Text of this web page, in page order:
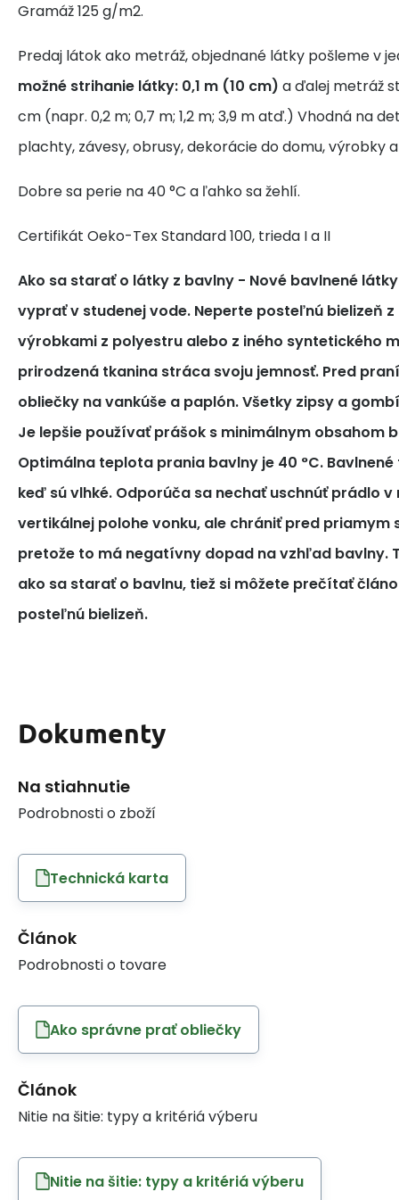
Gramáž 125 g/m2.
Predaj látok ako metráž, objednané látky pošleme v
možné strihanie látky: 0,1 m (10 cm) a ďalej metráž
cm (napr. 0,2 m; 0,7 m; 1,2 m; 3,9 m atď.) Vhodná na
plachty, závesy, obrusy, dekorácie do domu, výrobky
Dobre sa perie na 40 °C a ľahko sa žehlí.
Certifikát Oeko-Tex Standard 100, trieda I a II
Ako sa starať o látky z bavlny - Nové bavlnené
vyprať v studenej vode. Neperte posteľnú bielizeň
výrobkami z polyestru alebo z iného syntetického
prirodzená tkanina stráca svoju jemnosť. Pred
obliečky na vankúše a paplón. Všetky zipsy a
Je lepšie používať prášok s minimálnym obsahom
Optimálna teplota prania bavlny je 40 °C. Bavlnené
keď sú vlhké. Odporúča sa nechať uschnúť prádlo
vertikálnej polohe vonku, ale chrániť pred priamym
pretože to má negatívny dopad na vzhľad bavlny.
ako sa starať o bavlnu, tiež si môžete prečítať
posteľnú bielizeň.
Dokumenty
Na stiahnutie
Podrobnosti o zboží
Technická karta
Článok
Podrobnosti o tovare
Ako správne prať obliečky
Článok
Nitie na šitie: typy a kritériá výberu
Nitie na šitie: typy a kritériá výberu